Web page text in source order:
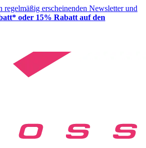
regelmäßig erscheinenden Newsletter und
oder 15% Rabatt auf den